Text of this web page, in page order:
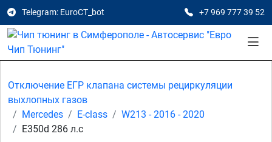
Telegram: EuroCT_bot +7 969 777 39 52
Отключение ЕГР клапана системы рециркуляции
выхлопных газов
Mercedes
E-class
W213 - 2016 - 2020
E350d 286 л.с